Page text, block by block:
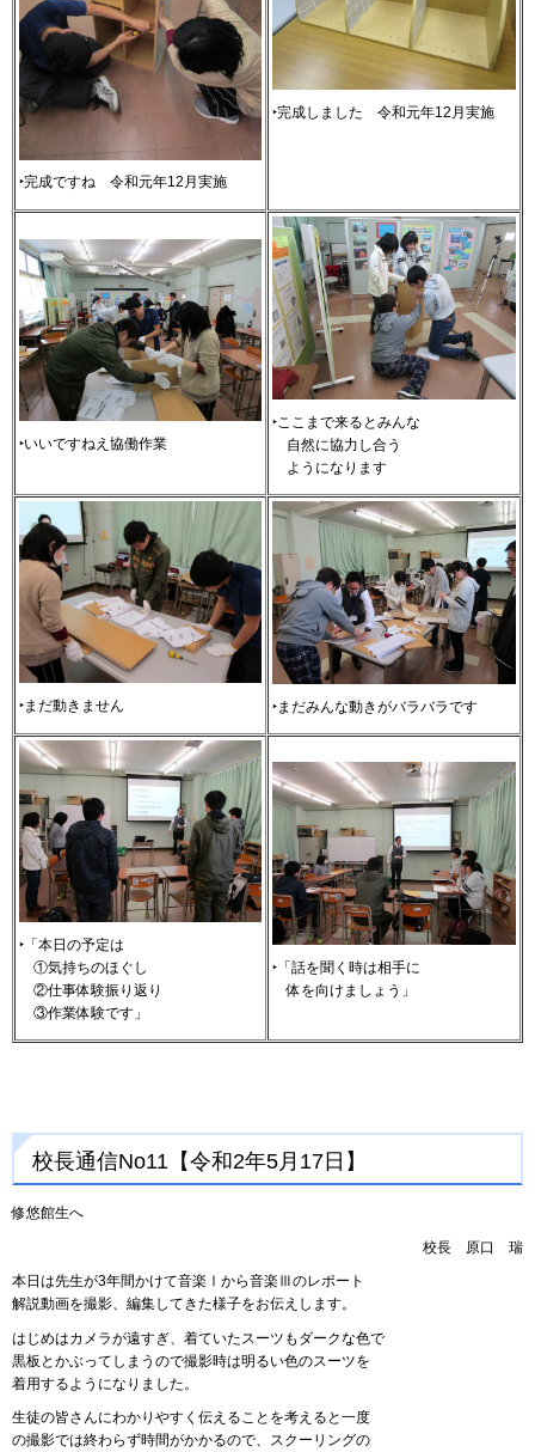
‣完成ですね 令和元年12月実施
‣完成しました 令和元年12月実施
‣いいですねえ協働作業
‣ここまで来るとみんな
自然に協力し合う
よ うになります
‣まだ動きません ‣まだみんな動きがバラバラです
‣「本日の予定は
①気持ちのほぐし
②仕事体験振り返り
③作業体験です」
‣「話を聞く時は相手に
体を向けましょう」
校長通信No11【令和2年5月17日】
修悠館生へ
校長 原口 瑞
本日は先生が3年間かけて音楽Ⅰから音楽Ⅲのレポート
解説動画を撮影、編集してきた様子をお伝えします。
はじめはカメラが遠すぎ、着ていたスーツもダークな色で
黒板とかぶってしまうので撮影時は明るい色のスーツを
着用するようになりました。
生徒の皆さんにわかりやすく伝えることを考えると一度
の撮影では終わらず時間がかかるので、スクーリングの